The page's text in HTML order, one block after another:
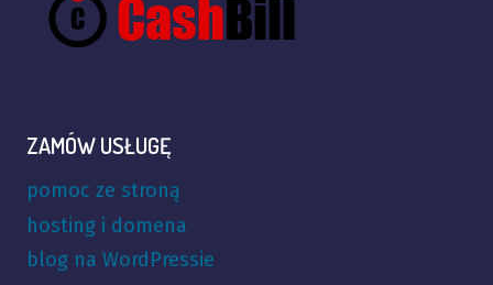
ZAMÓW USŁUGĘ
pomoc ze stroną
hosting i domena
blog na WordPressie